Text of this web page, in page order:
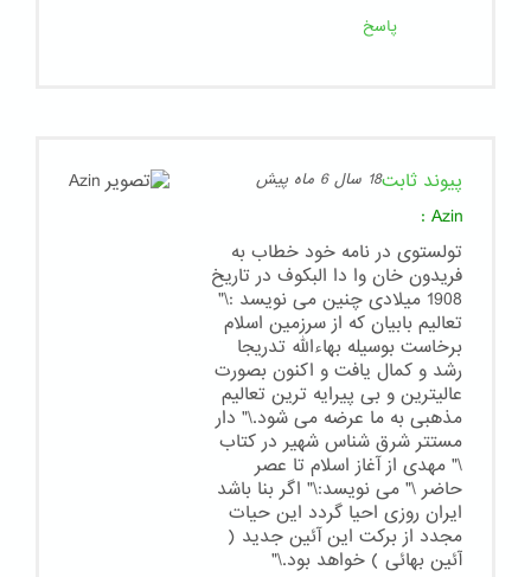
پاسخ
پیوند ثابت18 سال 6 ماه پیش
Azin
:
تولستوی در نامه خود خطاب به
فریدون خان وا دا البکوف در تاریخ
1908 میلادی چنین می نویسد :\"
تعالیم بابیان که از سرزمین اسلام
برخاست بوسیله بهاءالله تدریجا
رشد و کمال یافت و اکنون بصورت
عالیترین و بی پیرایه ترین تعالیم
مذهبی به ما عرضه می شود.\" دار
مستتر شرق شناس شهیر در کتاب
\" مهدی از آغاز اسلام تا عصر
حاضر \" می نویسد:\" اگر بنا باشد
ایران روزی احیا گردد این حیات
مجدد از برکت این آئین جدید (
آئین بهائی ) خواهد بود.\"